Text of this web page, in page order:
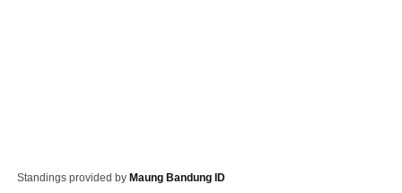
Standings provided by Maung Bandung ID